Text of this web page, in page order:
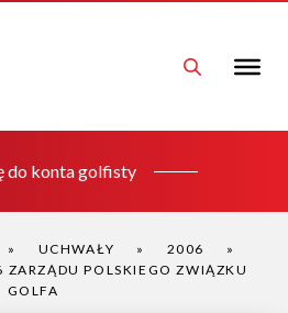
do konta golfisty
» UCHWAŁY » 2006
»
POLSKIEGO ZWIĄZKU
GOLFA